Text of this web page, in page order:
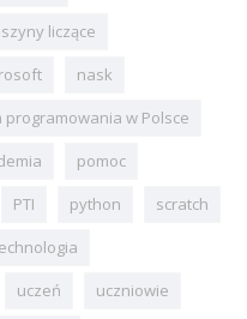
liczące
nask
programowania w Polsce
pomoc
PTI python
scratch
uczeń
uczniowie